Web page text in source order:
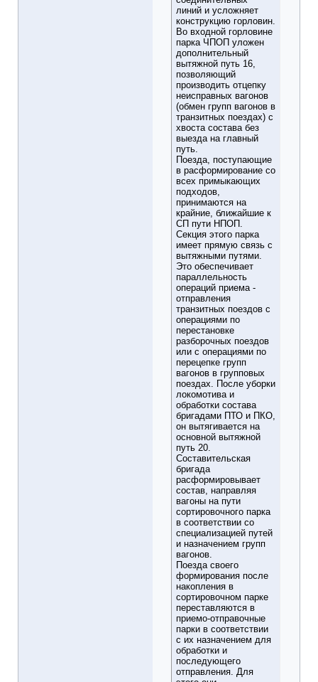
линий и усложняет
конструкцию горловин.
Во входной горловине
парка ЧПОП уложен
дополнительный
вытяжной путь 16,
позволяющий
производить отцепку
неисправных вагонов
(обмен групп вагонов в
транзитных поездах) с
хвоста состава без
выезда на главный
путь.
Поезда, поступающие
в расформирование со
всех примыкающих
подходов,
принимаются на
крайние, ближайшие к
СП пути НПОП.
Секция этого парка
имеет прямую связь с
вытяжными путями.
Это обеспечивает
параллельность
операций приема -
отправления
транзитных поездов с
операциями по
перестановке
разборочных поездов
или с операциями по
перецепке групп
вагонов в групповых
поездах. После уборки
локомотива и
обработки состава
бригадами ПТО и ПКО,
он вытягивается на
основной вытяжной
путь 20.
Составительская
бригада
расформировывает
состав, направляя
вагоны на пути
сортировочного парка
в соответствии со
специализацией путей
и назначением групп
вагонов.
Поезда своего
формирования после
накопления в
сортировочном парке
переставляются в
приемо-отправочные
парки в соответствии
с их назначением для
обработки и
последующего
отправления. Для